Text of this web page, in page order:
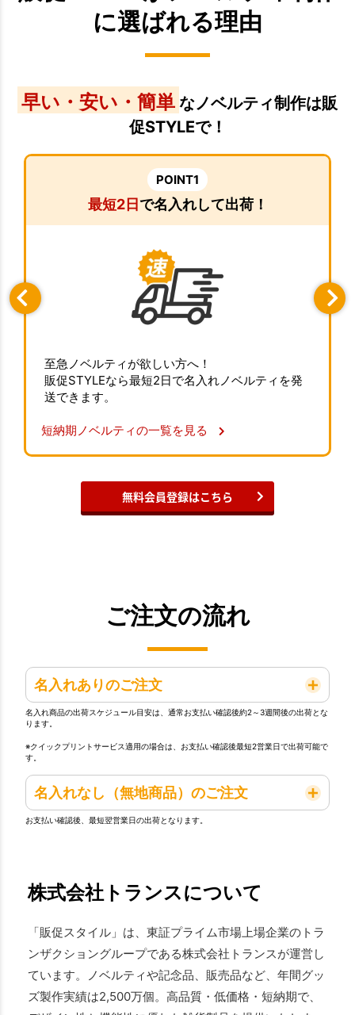
に選ばれる理由
早い・安い・簡単 なノベルティ制作は販
促STYLEで！
POINT1
最短2日 で名入れして出荷！
至急ノベルティが欲しい方へ！
販促STYLEなら最短2日で名入れノベルティを発
送できます。
短納期ノベルティの一覧を見る
無料会員登録はこちら
ご注文の流れ
名入れありのご注文
名入れ商品の出荷スケジュール目安は、通常お支払い確認後約2～3週間後の出荷とな
ります。
※クイックプリントサービス適用の場合は、お支払い確認後最短2営業日で出荷可能で
す。
名入れなし（無地商品）のご注文
お支払い確認後、最短翌営業日の出荷となります。
株式会社トランスについて
「販促スタイル」は、東証プライム市場上場企業のトラ
ンザクショングループである株式会社トランスが運営し
ています。ノベルティや記念品、販売品など、年間グッ
ズ製作実績は2,500万個。高品質・低価格・短納期で、